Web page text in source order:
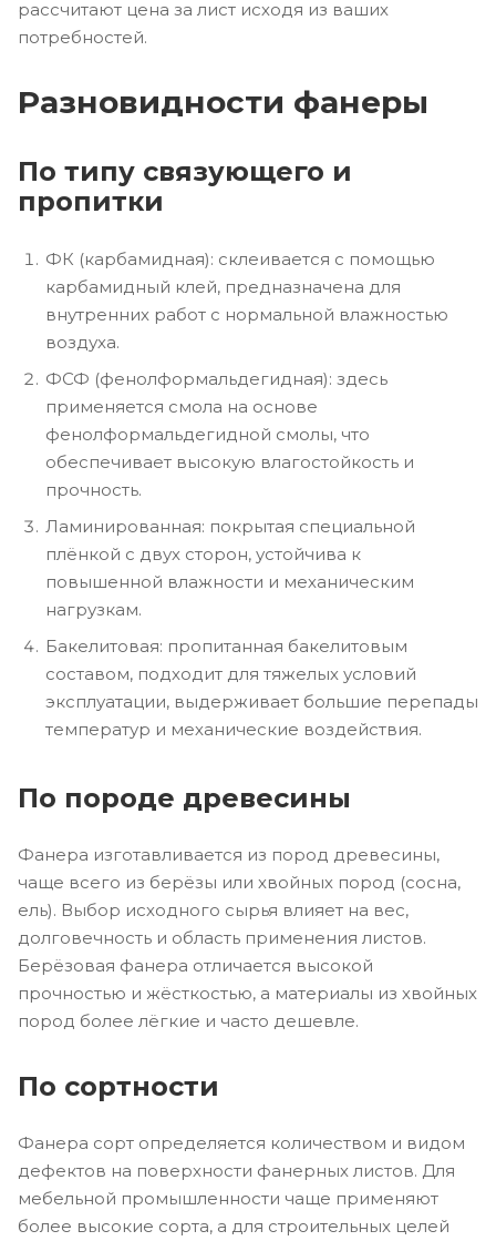
рассчитают цена за лист исходя из ваших
потребностей.
Разновидности фанеры
По типу связующего и
пропитки
ФК (карбамидная): склеивается с помощью
карбамидный клей, предназначена для
внутренних работ с нормальной влажностью
воздуха.
ФСФ (фенолформальдегидная): здесь
применяется смола на основе
фенолформальдегидной смолы, что
обеспечивает высокую влагостойкость и
прочность.
Ламинированная: покрытая специальной
плёнкой с двух сторон, устойчива к
повышенной влажности и механическим
нагрузкам.
Бакелитовая: пропитанная бакелитовым
составом, подходит для тяжелых условий
эксплуатации, выдерживает большие перепады
температур и механические воздействия.
По породе древесины
Фанера изготавливается из пород древесины,
чаще всего из берёзы или хвойных пород (сосна,
ель). Выбор исходного сырья влияет на вес,
долговечность и область применения листов.
Берёзовая фанера отличается высокой
прочностью и жёсткостью, а материалы из хвойных
пород более лёгкие и часто дешевле.
По сортности
Фанера сорт определяется количеством и видом
дефектов на поверхности фанерных листов. Для
мебельной промышленности чаще применяют
более высокие сорта, а для строительных целей